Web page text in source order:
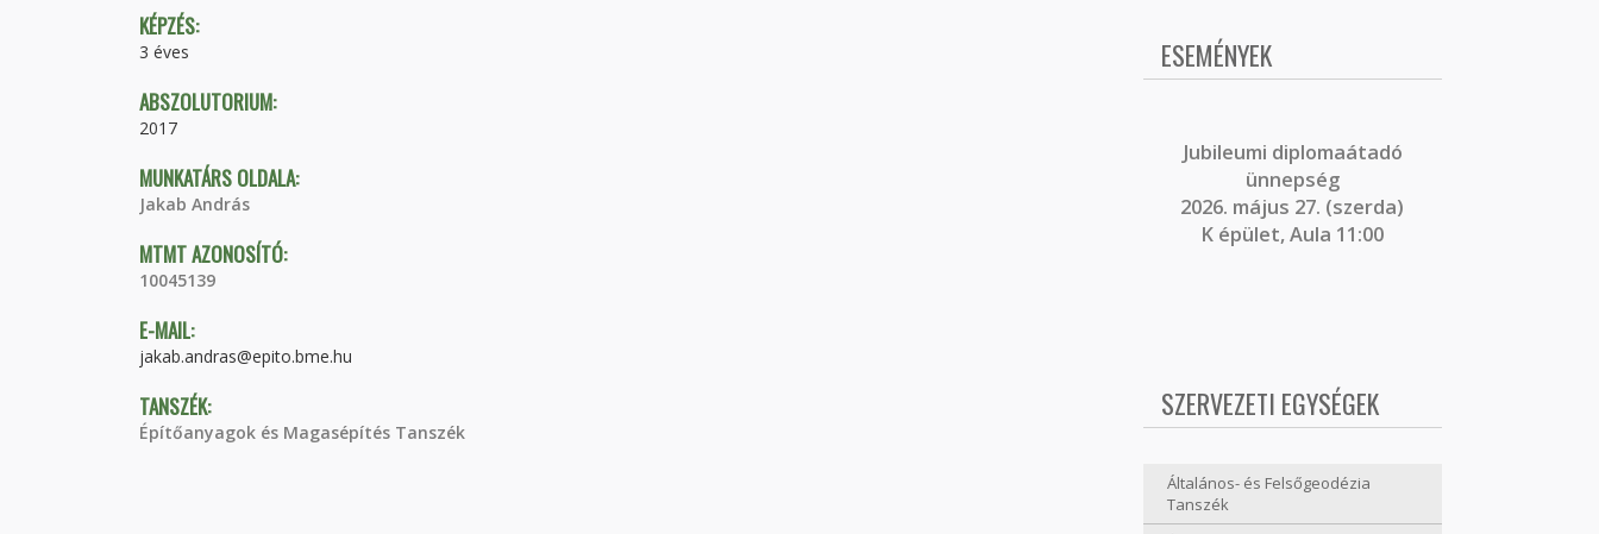
KÉPZÉS:
3 éves
ABSZOLUTORIUM:
2017
MUNKATÁRS OLDALA:
Jakab András
MTMT AZONOSÍTÓ:
10045139
E-MAIL:
jakab.andras@epito.bme.hu
TANSZÉK:
Építőanyagok és Magasépítés Tanszék
ESEMÉNYEK
Jubileumi diplomaátadó
ünnepség
2026. május 27. (szerda)
K épület, Aula 11:00
SZERVEZETI EGYSÉGEK
Általános- és Felsőgeodézia
Tanszék